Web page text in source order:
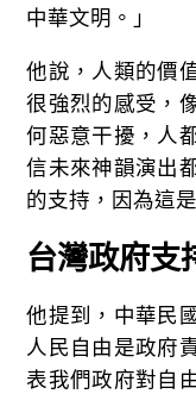
中華文明。」
他說，人類的價
很強烈的感受，
何惡意干擾，人
信未來神韻演出
的支持，因為這
台灣政府支
他提到，中華民
人民自由是政府
表我們政府對自